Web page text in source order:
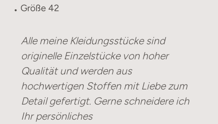
Größe 42
Alle meine Kleidungsstücke sind
originelle Einzelstücke von hoher
Qualität und werden aus
hochwertigen Stoffen mit Liebe zum
Detail gefertigt. Gerne schneidere ich
Ihr persönliches